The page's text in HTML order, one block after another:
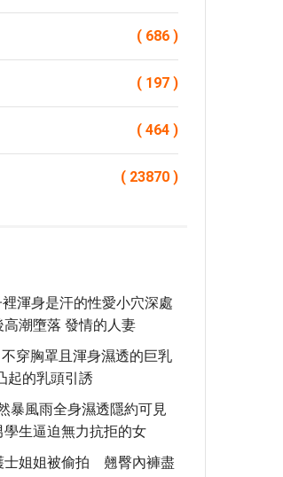
( 686 )
( 197 )
( 464 )
( 23870 )
渾身是汗的性愛小穴深處
潮墮落 發情的人妻
穿胸罩且渾身濕透的巨乳
起的乳頭引誘
暴風雨全身濕透隱約可見
生逼迫無力抗拒的女
士姐姐被偷拍 翹臀內褲盡